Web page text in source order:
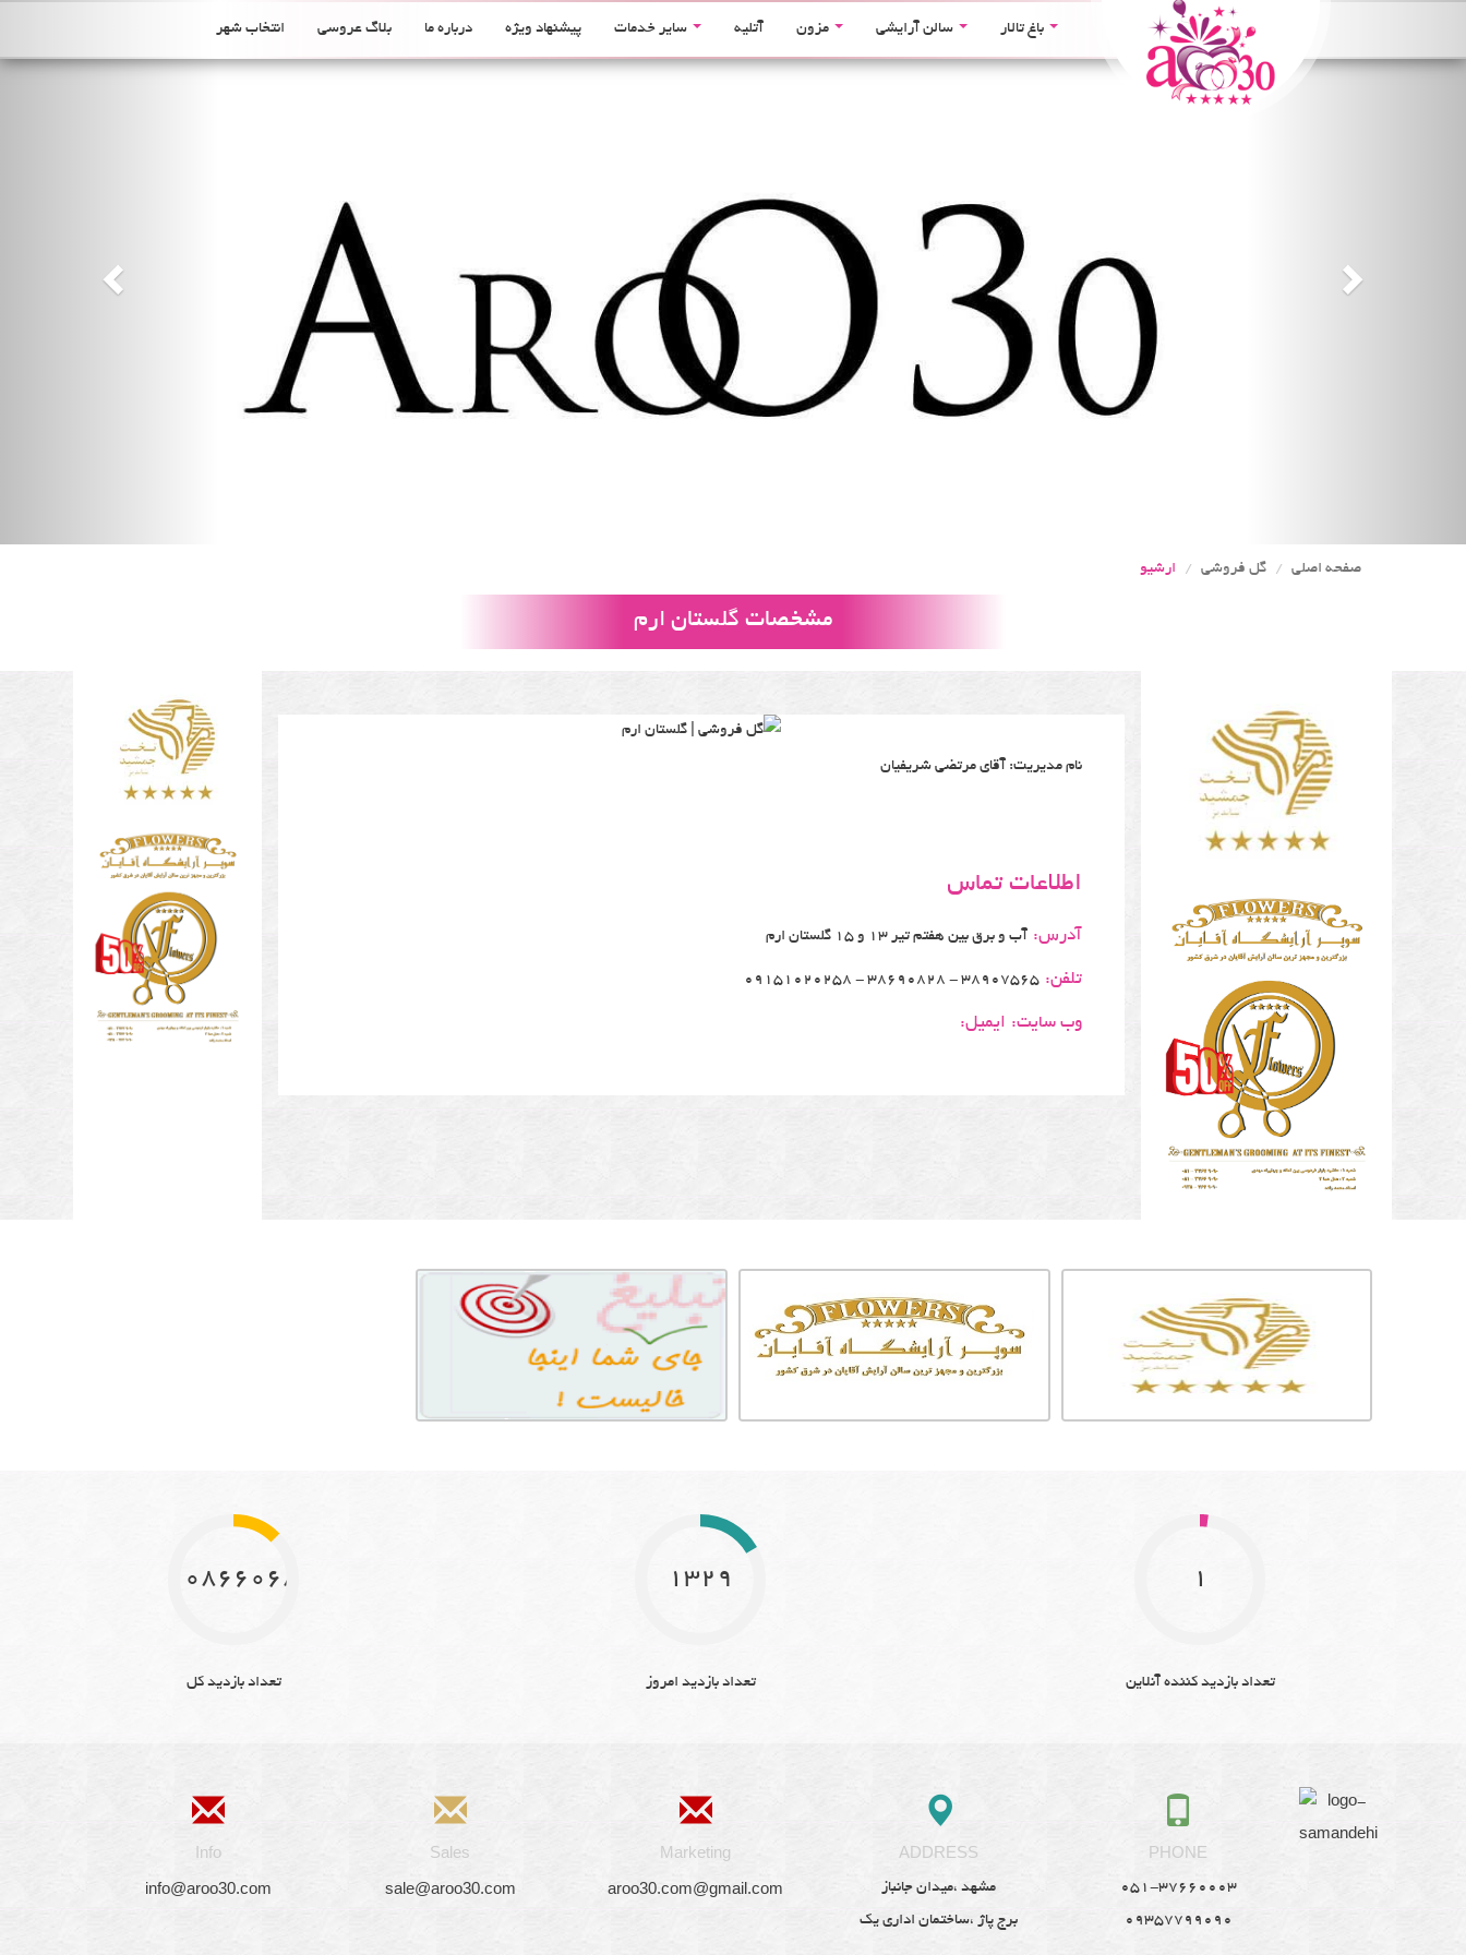
باغ تالار سالن آرایشی مزون آتلیه سایر خدمات پیشنهاد ویژه درباره ما بلاگ عروسی انتخاب شهر
صفحه اصلی گل فروشی ارشیو
مشخصات گلستان ارم
نام مدیریت: آقای مرتضی شریفیان
اطلاعات تماس
آدرس: آب و برق بین هفتم تیر 13 و 15 گلستان ارم
تلفن: 38907565 - 38690828 - 09151020258
وب سایت: ایمیل:
1
تعداد بازدید کننده آنلاین
1329
تعداد بازدید امروز
10866068
تعداد بازدید کل
Info
info@aroo30.com
Sales
sale@aroo30.com
Marketing
aroo30.com@gmail.com
ADDRESS
مشهد ،میدان جانباز
برج پاژ ،ساختمان اداری یک
PHONE
051-37660003
09357799090